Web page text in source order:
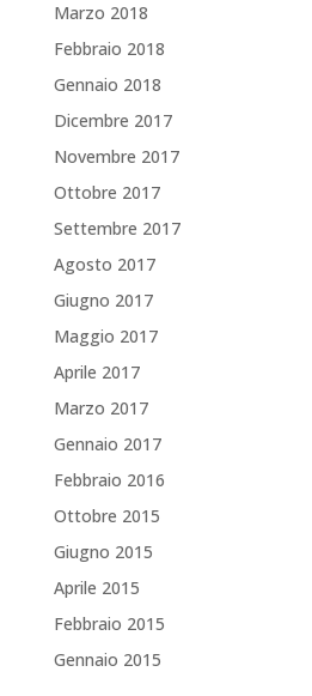
Marzo 2018
Febbraio 2018
Gennaio 2018
Dicembre 2017
Novembre 2017
Ottobre 2017
Settembre 2017
Agosto 2017
Giugno 2017
Maggio 2017
Aprile 2017
Marzo 2017
Gennaio 2017
Febbraio 2016
Ottobre 2015
Giugno 2015
Aprile 2015
Febbraio 2015
Gennaio 2015